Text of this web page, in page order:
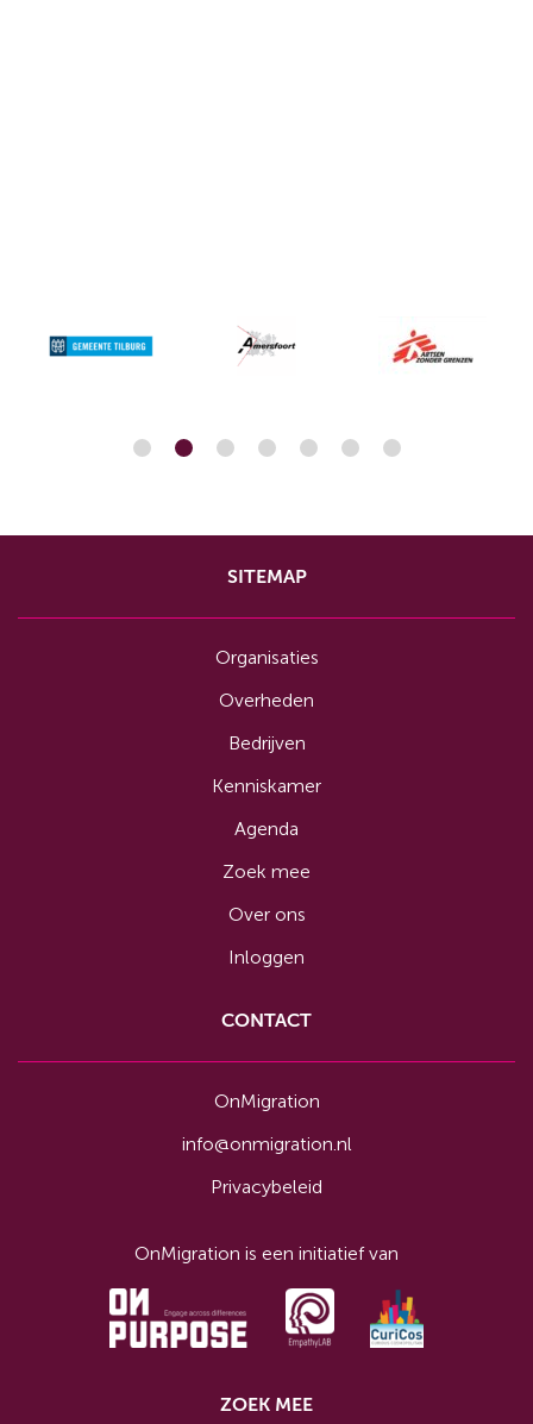
SITEMAP
Organisaties
Overheden
Bedrijven
Kenniskamer
Agenda
Zoek mee
Over ons
Inloggen
CONTACT
OnMigration
info@onmigration.nl
Privacybeleid
OnMigration is een initiatief van
ZOEK MEE